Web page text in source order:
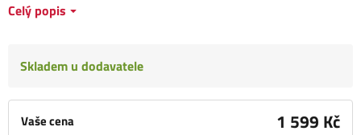
Vaše cena 1 599 Kč
Celý popis
Skladem u dodavatele